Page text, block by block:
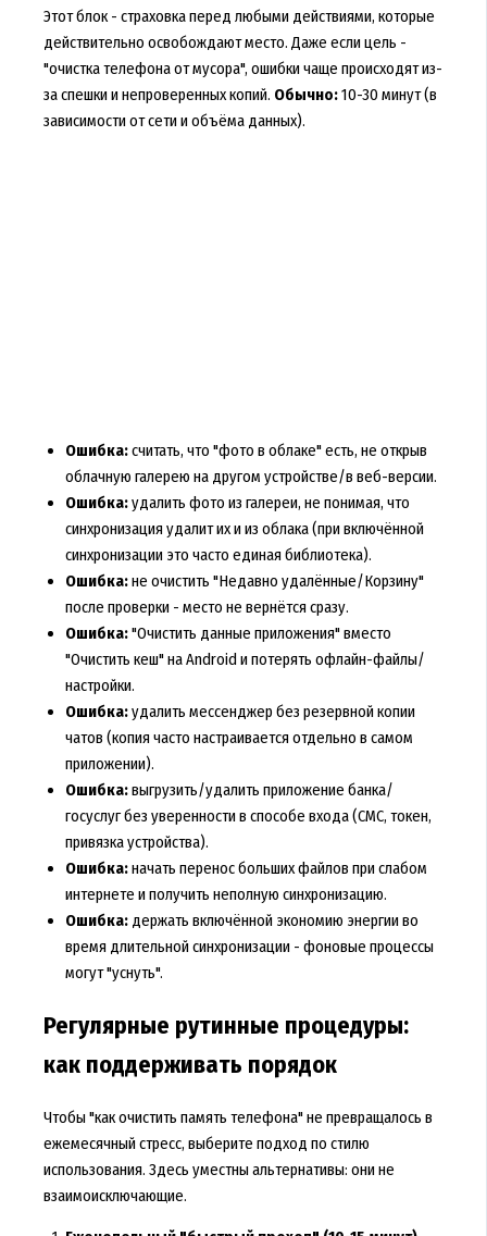
Этот блок - страховка перед любыми действиями, которые
действительно освобождают место. Даже если цель -
"очистка телефона от мусора", ошибки чаще происходят из-
за спешки и непроверенных копий. Обычно:10-30 минут (в
зависимости от сети и объёма данных).
Ошибка:считать, что "фото в облаке" есть, не открыв
облачную галерею на другом устройстве/в веб-версии.
Ошибка:удалить фото из галереи, не понимая, что
синхронизация удалит их и из облака (при включённой
синхронизации это часто единая библиотека).
Ошибка:не очистить "Недавно удалённые/Корзину"
после проверки - место не вернётся сразу.
Ошибка:"Очистить данные приложения" вместо
"Очистить кеш" на Android и потерять офлайн-файлы/
настройки.
Ошибка:удалить мессенджер без резервной копии
чатов (копия часто настраивается отдельно в самом
приложении).
Ошибка:выгрузить/удалить приложение банка/
госуслуг без уверенности в способе входа (СМС, токен,
привязка устройства).
Ошибка:начать перенос больших файлов при слабом
интернете и получить неполную синхронизацию.
Ошибка:держать включённой экономию энергии во
время длительной синхронизации - фоновые процессы
могут "уснуть".
Регулярные рутинные процедуры:
как поддерживать порядок
Чтобы "как очистить память телефона" не превращалось в
ежемесячный стресс, выберите подход по стилю
использования. Здесь уместны альтернативы: они не
взаимоисключающие.